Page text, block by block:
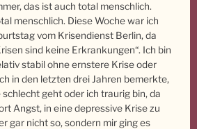
das ist auch total menschlich.
menschlich. Diese Woche war ich
vom Krisendienst Berlin, da
sind keine Erkrankungen“. Ich bin
stabil ohne ernstere Krise oder
in den letzten drei Jahren bemerkte,
geht oder ich traurig bin, da
Angst, in eine depressive Krise zu
gar nicht so, sondern mir ging es